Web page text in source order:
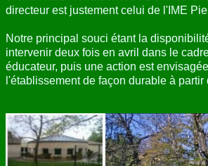
directeur est justement celui de l'IME
Notre principal souci étant la
intervenir deux fois en avril dans le
éducateur, puis une action est
l'établissement de façon durable à partir